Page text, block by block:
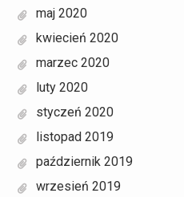
maj 2020
kwiecień 2020
marzec 2020
luty 2020
styczeń 2020
listopad 2019
październik 2019
wrzesień 2019